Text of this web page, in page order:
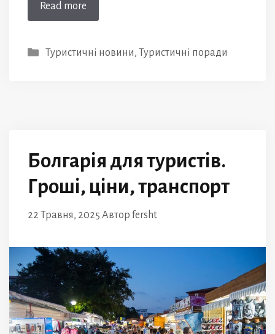
Read more
Категорії
Туристичні новини, Туристичні поради
Болгарія для туристів.
Гроші, ціни, транспорт
22 Травня, 2025 Автор fersht